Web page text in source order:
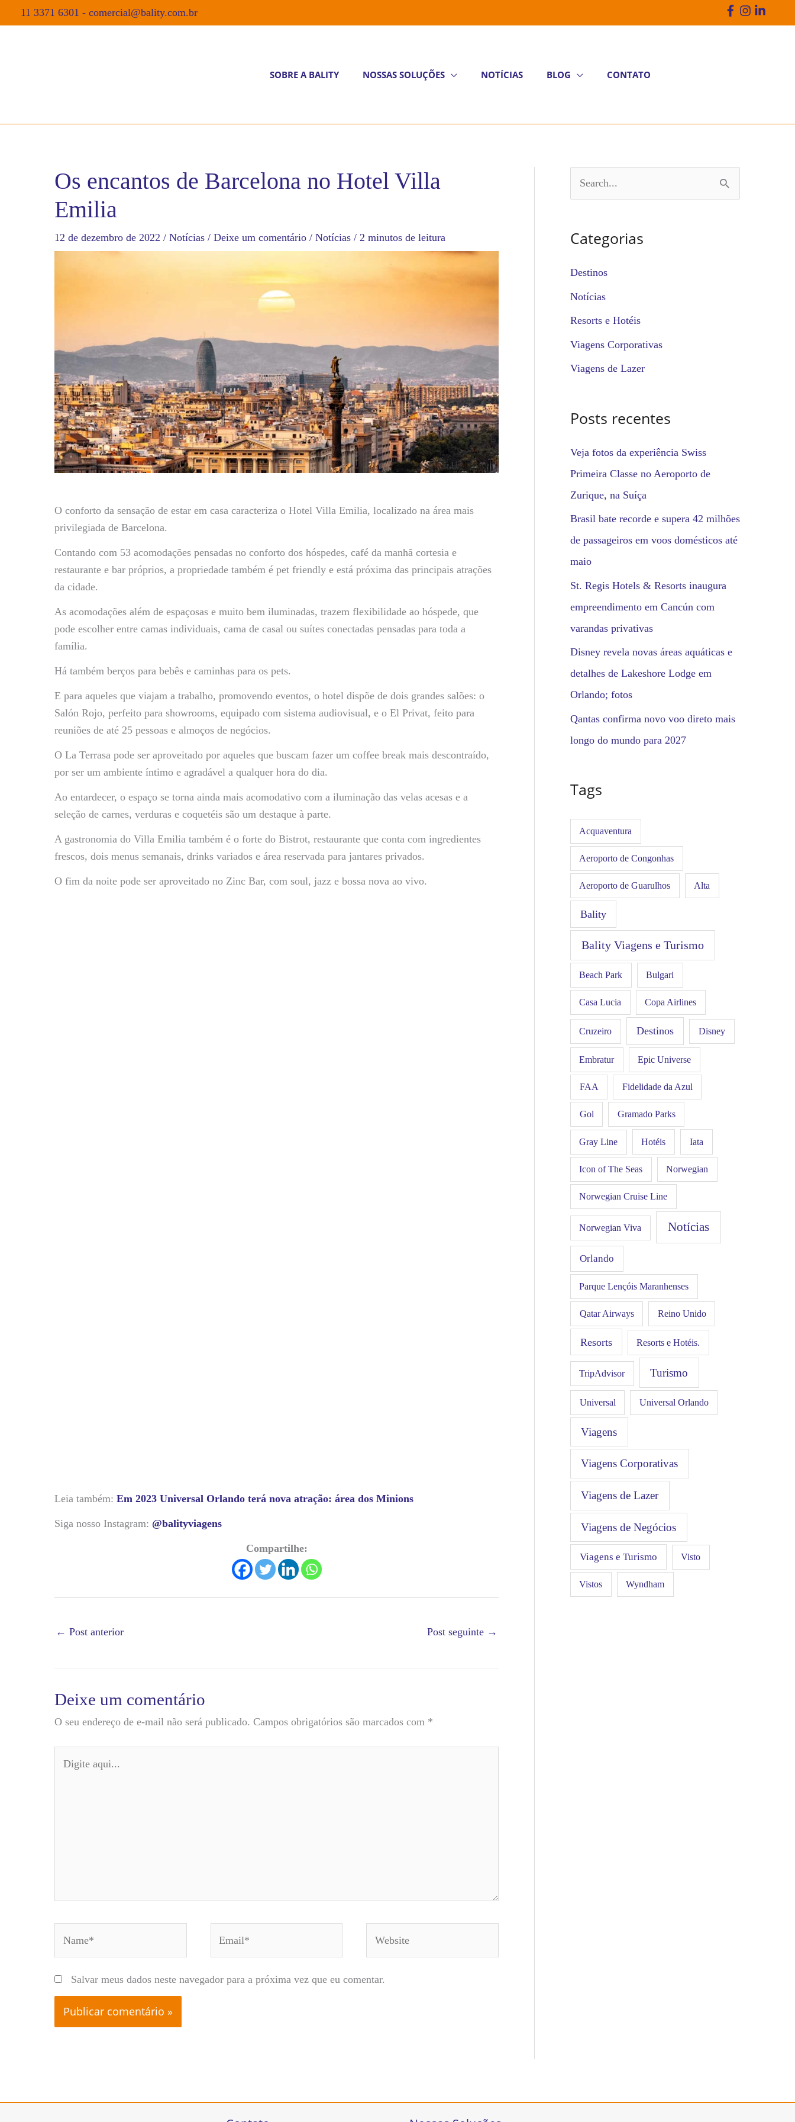
11 3371 6301 - comercial@bality.com.br
SOBRE A BALITY NOSSAS SOLUÇÕES NOTÍCIAS BLOG CONTATO
Os encantos de Barcelona no Hotel Villa
Emilia
12 de dezembro de 2022 / Notícias / Deixe um comentário / Notícias / 2 minutos de leitura
O conforto da sensação de estar em casa caracteriza o Hotel Villa Emilia, localizado na área mais
privilegiada de Barcelona.
Contando com 53 acomodações pensadas no conforto dos hóspedes, café da manhã cortesia e
restaurante e bar próprios, a propriedade também é pet friendly e está próxima das principais atrações
da cidade.
As acomodações além de espaçosas e muito bem iluminadas, trazem flexibilidade ao hóspede, que
pode escolher entre camas individuais, cama de casal ou suítes conectadas pensadas para toda a
família.
Há também berços para bebês e caminhas para os pets.
E para aqueles que viajam a trabalho, promovendo eventos, o hotel dispõe de dois grandes salões: o
Salón Rojo, perfeito para showrooms, equipado com sistema audiovisual, e o El Privat, feito para
reuniões de até 25 pessoas e almoços de negócios.
O La Terrasa pode ser aproveitado por aqueles que buscam fazer um coffee break mais descontraído,
por ser um ambiente íntimo e agradável a qualquer hora do dia.
Ao entardecer, o espaço se torna ainda mais acomodativo com a iluminação das velas acesas e a
seleção de carnes, verduras e coquetéis são um destaque à parte.
A gastronomia do Villa Emilia também é o forte do Bistrot, restaurante que conta com ingredientes
frescos, dois menus semanais, drinks variados e área reservada para jantares privados.
O fim da noite pode ser aproveitado no Zinc Bar, com soul, jazz e bossa nova ao vivo.
Leia também: Em 2023 Universal Orlando terá nova atração: área dos Minions
Siga nosso Instagram: @balityviagens
Compartilhe:
← Post anterior Post seguinte →
Deixe um comentário
O seu endereço de e-mail não será publicado. Campos obrigatórios são marcados com *
aqui...
Salvar meus dados neste navegador para a próxima vez que eu comentar.
u
i
s
r
Categorias
Destinos
Notícias
Resorts e Hotéis
Viagens Corporativas
Viagens de Lazer
Posts recentes
Veja fotos da experiência Swiss
Primeira Classe no Aeroporto de
Zurique, na Suíça
Brasil bate recorde e supera 42 milhões
de passageiros em voos domésticos até
maio
St. Regis Hotels & Resorts inaugura
empreendimento em Cancún com
varandas privativas
Disney revela novas áreas aquáticas e
detalhes de Lakeshore Lodge em
Orlando; fotos
Qantas confirma novo voo direto mais
longo do mundo para 2027
Tags
Acquaventura
Aeroporto de Congonhas
Aeroporto de Guarulhos Alta
Bality
Bality Viagens e Turismo
Beach Park Bulgari
Casa Lucia Copa Airlines
Cruzeiro Destinos Disney
Embratur Epic Universe
FAA Fidelidade da Azul
Gol Gramado Parks
Gray Line Hotéis Iata
Icon of The Seas Norwegian
Norwegian Cruise Line
Norwegian Viva Notícias
Orlando
Parque Lençóis Maranhenses
Qatar Airways Reino Unido
Resorts Resorts e Hotéis.
TripAdvisor Turismo
Universal Universal Orlando
Viagens
Viagens Corporativas
Viagens de Lazer
Viagens de Negócios
Viagens e Turismo Visto
Vistos Wyndham